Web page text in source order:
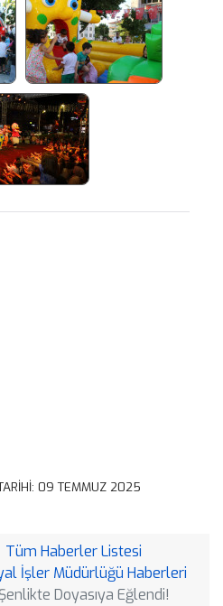
Translate
Copy09 TEMMUZ 2025
Tüm Haberler Listesi
İşler Müdürlüğü Haberleri
Doyasıya Eğlendi!